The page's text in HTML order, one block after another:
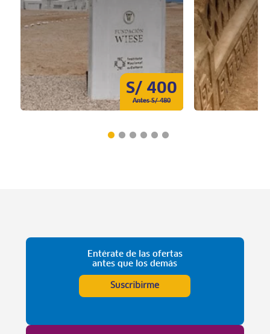
S/ 400
Antes S/ 480
Entérate de las ofertas
antes que los demás
Suscribirme